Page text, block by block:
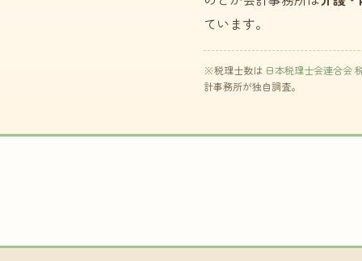
ています。
※税理士数は 日本税理士会連合会
計事務所が独自調査。